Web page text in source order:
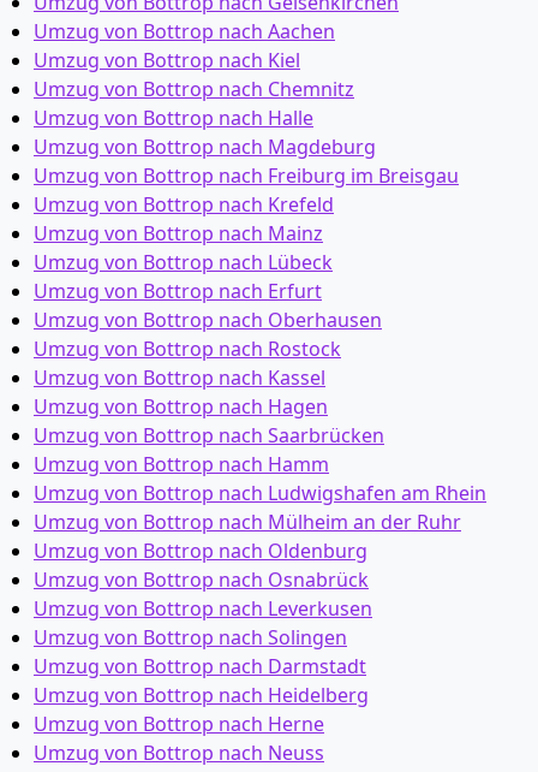
Umzug von Bottrop nach Aachen
Umzug von Bottrop nach Kiel
Umzug von Bottrop nach Chemnitz
Umzug von Bottrop nach Halle
Umzug von Bottrop nach Magdeburg
Umzug von Bottrop nach Freiburg im Breisgau
Umzug von Bottrop nach Krefeld
Umzug von Bottrop nach Mainz
Umzug von Bottrop nach Lübeck
Umzug von Bottrop nach Erfurt
Umzug von Bottrop nach Oberhausen
Umzug von Bottrop nach Rostock
Umzug von Bottrop nach Kassel
Umzug von Bottrop nach Hagen
Umzug von Bottrop nach Saarbrücken
Umzug von Bottrop nach Hamm
Umzug von Bottrop nach Ludwigshafen am Rhein
Umzug von Bottrop nach Mülheim an der Ruhr
Umzug von Bottrop nach Oldenburg
Umzug von Bottrop nach Osnabrück
Umzug von Bottrop nach Leverkusen
Umzug von Bottrop nach Solingen
Umzug von Bottrop nach Darmstadt
Umzug von Bottrop nach Heidelberg
Umzug von Bottrop nach Herne
Umzug von Bottrop nach Neuss